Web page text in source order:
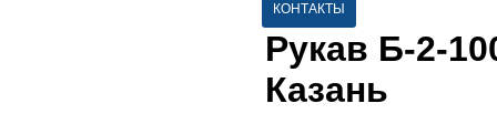
КОНТАКТЫ
Рукав Б-2-
Казань